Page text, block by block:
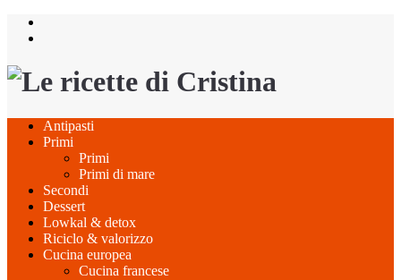
Salta
Antipasti
Primi
Primi
Primi di mare
Secondi
Dessert
Lowkal & detox
Riciclo & valorizzo
Cucina europea
Cucina francese